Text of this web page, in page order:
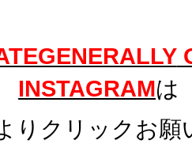
INSTAGRAMは
りクリックお願